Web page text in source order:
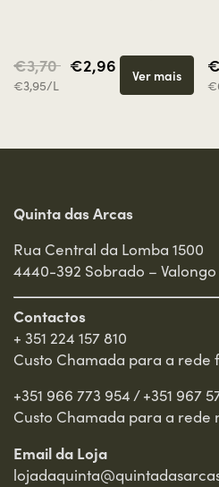
CHAIRMAN'S
Ultimate Wine
Concours
2017
2017
2013 MEDALHA DE
2015 MEDALHA DE
Wine Master
2014
Wine Master
€3,70 €2,96
€3,95/L
Ver mais
Quinta das Arcas
Rua Central da Lomba 1500
4440-392 Sobrado – Valongo
Contactos
+ 351 224 157 810
Custo Chamada para a rede
+351 966 773 954/+351 967
Custo Chamada para a rede
Email da Loja